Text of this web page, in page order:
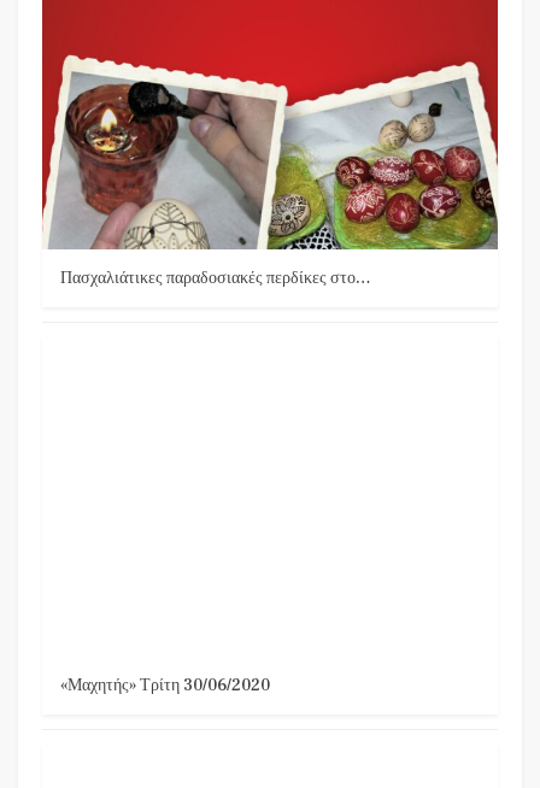
Πασχαλιάτικες παραδοσιακές περδίκες στο…
«Μαχητής» Τρίτη 30/06/2020